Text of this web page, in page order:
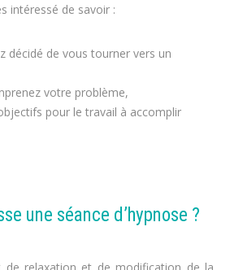
intéressé de savoir :
décidé de vous tourner vers un
votre problème,
pour le travail à accomplir
une séance d’hypnose ?
de relaxation et de modification de la